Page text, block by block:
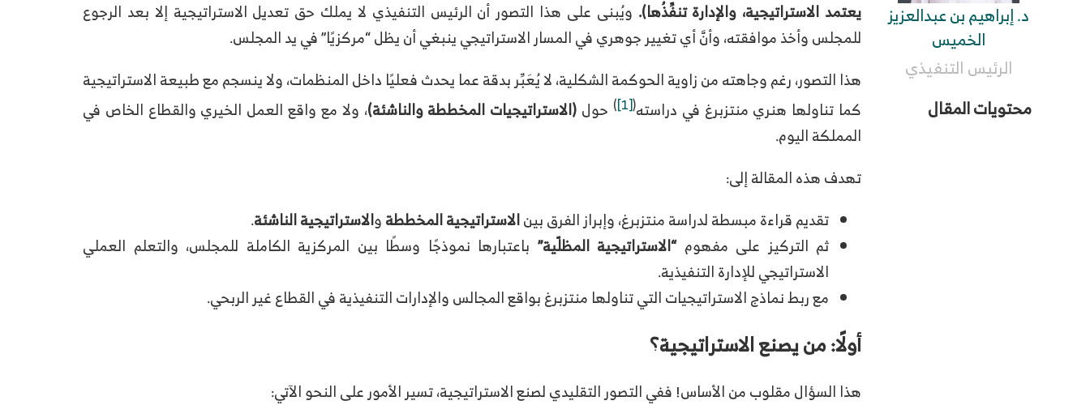
د. إبراهيم بن عبدالعزيز
الخميس
الرئيس التنفيذي
محتويات المقال
يعتمد الاستراتيجية، والإدارة تنفِّذُها). ويُبنى على هذا التصور أن الرئيس التنفيذي لا يملك حق تعديل الاستراتيجية إلا بعد الرجوع
للمجلس وأخذ موافقته، وأنَّ أي تغيير جوهري في المسار الاستراتيجي ينبغي أن يظل “مركزيًا” في يد المجلس.
هذا التصور، رغم وجاهته من زاوية الحوكمة الشكلية، لا يُعَبِّر بدقة عما يحدث فعليًا داخل المنظمات، ولا ينسجم مع طبيعة الاستراتيجية
كما تناولها هنري منتزبرغ في دراسته(
[1]
) حول (الاستراتيجيات المخططة والناشئة)، ولا مع واقع العمل الخيري والقطاع الخاص في
المملكة اليوم.
تهدف هذه المقالة إلى:
تقديم قراءة مبسطة لدراسة منتزبرغ، وإبراز الفرق بينالاستراتيجية المخططةوالاستراتيجية الناشئة.
ثم التركيز على مفهوم“الاستراتيجية المظلّية” باعتبارها نموذجًا وسطًا بين المركزية الكاملة للمجلس، والتعلم العملي
الاستراتيجي للإدارة التنفيذية.
مع ربط نماذج الاستراتيجيات التي تناولها منتزبرغ بواقع المجالس والإدارات التنفيذية في القطاع غير الربحي.
أولًا: من يصنع الاستراتيجية؟
هذا السؤال مقلوب من الأساس! ففي التصور التقليدي لصنع الاستراتيجية، تسير الأمور على النحو الآتي: